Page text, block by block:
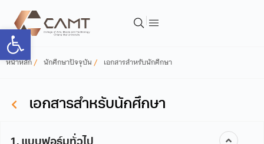
Open toolbar
หน้าหลัก นักศึกษาปัจจุบัน เอกสารสำหรับนักศึกษา
เอกสารสำหรับนักศึกษา